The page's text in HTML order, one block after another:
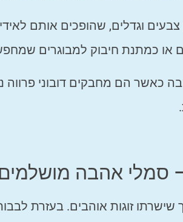
צבעים וגדלים, שהופכים אותם
או כמתנת חיבוק למבוגרים
כאשר הם מחבקים דובוני פרווה
– סמלי אהבה
שישרתו זוגות אוהבים. בעזרת